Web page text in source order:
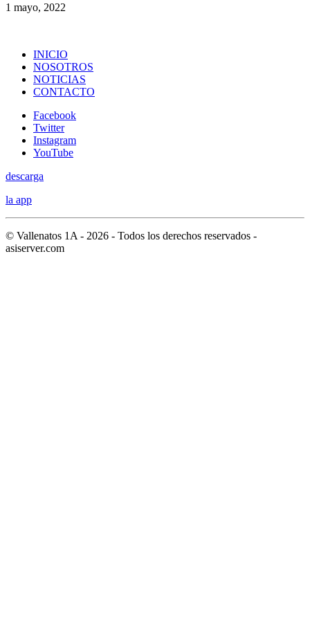
1 mayo, 2022
INICIO
NOSOTROS
NOTICIAS
CONTACTO
Facebook
Twitter
Instagram
YouTube
descarga
la app
© Vallenatos 1A - 2026 - Todos los derechos reservados -
asiserver.com